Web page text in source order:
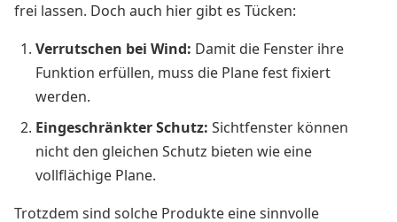
frei lassen. Doch auch hier gibt es Tücken:
Verrutschen bei Wind: Damit die Fenster ihre
Funktion erfüllen, muss die Plane fest fixiert
werden.
Eingeschränkter Schutz: Sichtfenster können
nicht den gleichen Schutz bieten wie eine
vollflächige Plane.
Trotzdem sind solche Produkte eine sinnvolle